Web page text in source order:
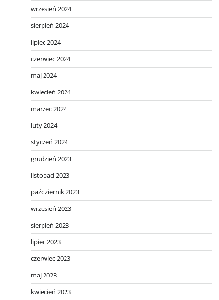
wrzesień 2024
sierpień 2024
lipiec 2024
czerwiec 2024
maj 2024
kwiecień 2024
marzec 2024
luty 2024
styczeń 2024
grudzień 2023
listopad 2023
październik 2023
wrzesień 2023
sierpień 2023
lipiec 2023
czerwiec 2023
maj 2023
kwiecień 2023